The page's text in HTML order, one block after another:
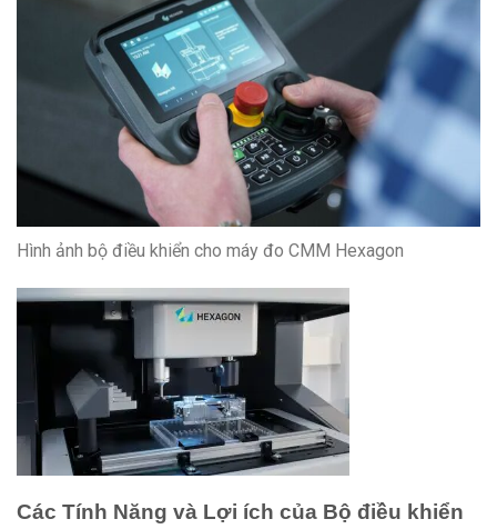
Hình ảnh bộ điều khiển cho máy đo CMM Hexagon
Các Tính Năng và Lợi ích của Bộ điều khiển